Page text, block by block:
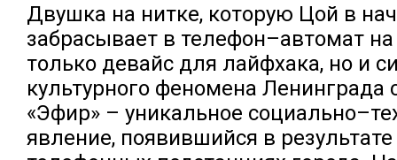
Двушка на нитке, которую Цой в
забрасывает в телефон–автомат
только девайс для лайфхака, но и
культурного феномена
«Эфир» – уникальное
явление, появившийся в результате